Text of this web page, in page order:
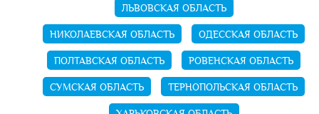
ЛЬВОВСКАЯ ОБЛАСТЬ
НИКОЛАЕВСКАЯ ОБЛАСТЬ
ОДЕССКАЯ ОБЛАСТЬ
ПОЛТАВСКАЯ ОБЛАСТЬ
РОВЕНСКАЯ ОБЛАСТЬ
СУМСКАЯ ОБЛАСТЬ
ТЕРНОПОЛЬСКАЯ ОБЛАСТЬ